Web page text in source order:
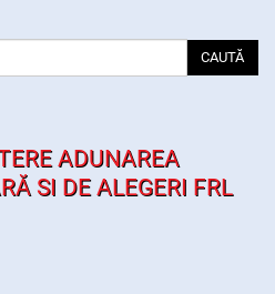
CAUTĂ
ADUNAREA
SI DE ALEGERI FRL